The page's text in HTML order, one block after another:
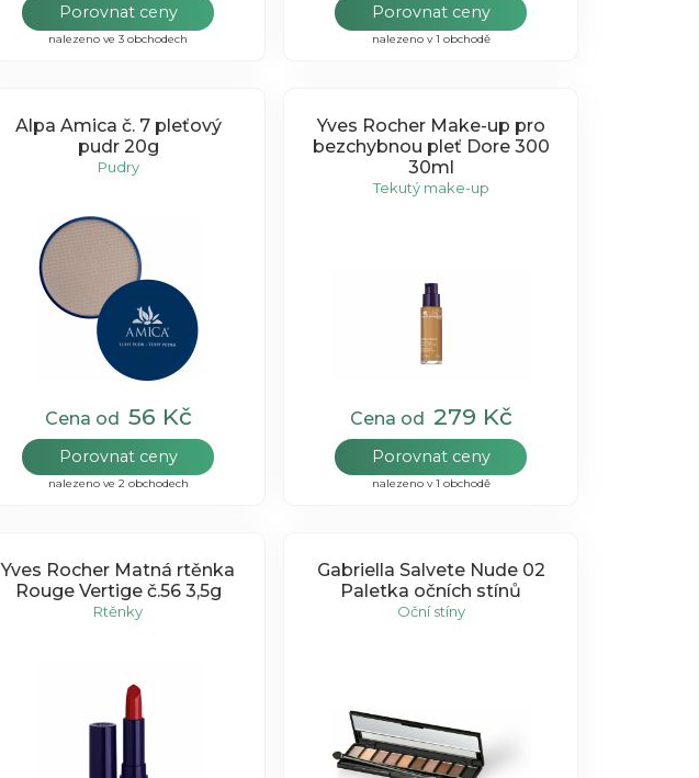
Porovnat ceny
nalezeno ve 3 obchodech
Porovnat ceny
nalezeno v 1 obchodě
Alpa Amica č. 7 pleťový
pudr 20g
Pudry
Cena od 56 Kč
Porovnat ceny
nalezeno ve 2 obchodech
Yves Rocher Make-up pro
bezchybnou pleť Dore 300
30ml
Tekutý make-up
Cena od 279 Kč
Porovnat ceny
nalezeno v 1 obchodě
Yves Rocher Matná rtěnka
Rouge Vertige č.56 3,5g
Rtěnky
Gabriella Salvete Nude 02
Paletka očních stínů
Oční stíny